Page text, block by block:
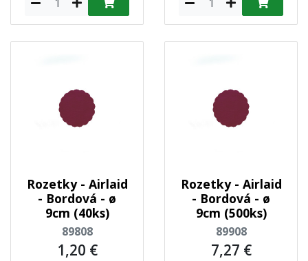
Rozetky - Airlaid
- Bordová - ø
9cm (40ks)
89808
1,20 €
Rozetky - Airlaid
- Bordová - ø
9cm (500ks)
89908
7,27 €